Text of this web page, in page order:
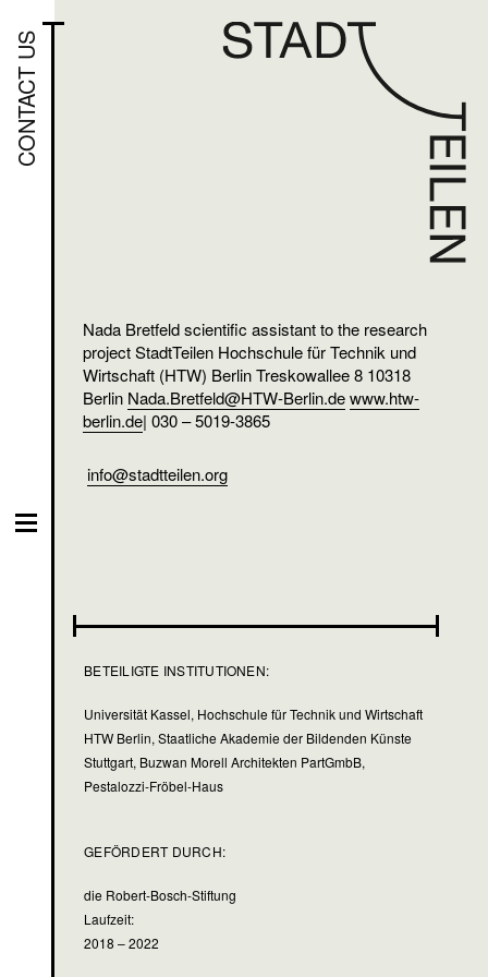
CONTACT US
Nada Bretfeld scientific assistant to the research
project StadtTeilen Hochschule für Technik und
Wirtschaft (HTW) Berlin Treskowallee 8 10318
Berlin Nada.Bretfeld@HTW-Berlin.dewww.htw-
berlin.de| 030 – 5019-3865
info@stadtteilen.org
BETEILIGTE INSTITUTIONEN:
Universität Kassel, Hochschule für Technik und Wirtschaft
HTW Berlin, Staatliche Akademie der Bildenden Künste
Stuttgart, Buzwan Morell Architekten PartGmbB,
Pestalozzi-Fröbel-Haus
GEFÖRDERT DURCH:
die Robert-Bosch-Stiftung
Laufzeit:
2018 – 2022